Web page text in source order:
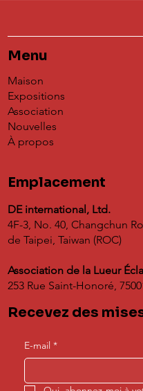
Menu
Maison
Expositions
Association
Nouvelles
À propos
Emplacement
DE international, Ltd.
4F-3, No. 40, Changchun
de Taipei, Taiwan (ROC)
Association de la Lueur
253 Rue Saint-Honoré,
Recevez des
E-mail *